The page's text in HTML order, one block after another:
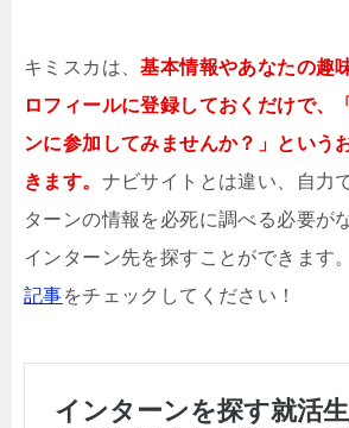
キミスカは、基本情報やあなたの趣
ロフィールに登録しておくだけで、
ンに参加してみませんか？」という
きます。 ナビサイトとは違い、自力
ターンの情報を必死に調べる必要が
インターン先を探すことができます
記事をチェックしてください！